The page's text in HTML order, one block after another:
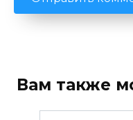
Вам также